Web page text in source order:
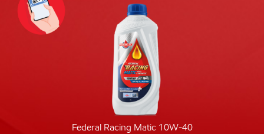
Federal Racing Matic 10W-40